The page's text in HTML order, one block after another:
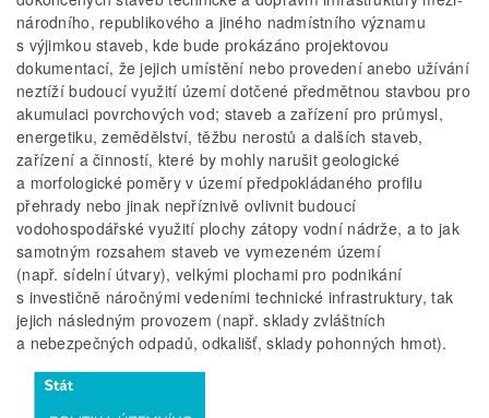
národního, republikového a jiného nadmístního významu
s výjimkou staveb, kde bude prokázáno projektovou
dokumentací, že jejich umístění nebo provedení anebo užívání
neztíží budoucí využití území dotčené předmětnou stavbou pro
akumulaci povrchových vod; staveb a zařízení pro průmysl,
energetiku, zemědělství, těžbu nerostů a dalších staveb,
zařízení a činností, které by mohly narušit geologické
a morfologické poměry v území předpokládaného profilu
přehrady nebo jinak nepříznivě ovlivnit budoucí
vodohospodářské využití plochy zátopy vodní nádrže, a to jak
samotným rozsahem staveb ve vymezeném území
(např. sídelní útvary), velkými plochami pro podnikání
s investičně náročnými vedeními technické infrastruktury, tak
jejich následným provozem (např. sklady zvláštních
a nebezpečných odpadů, odkališť, sklady pohonných hmot).